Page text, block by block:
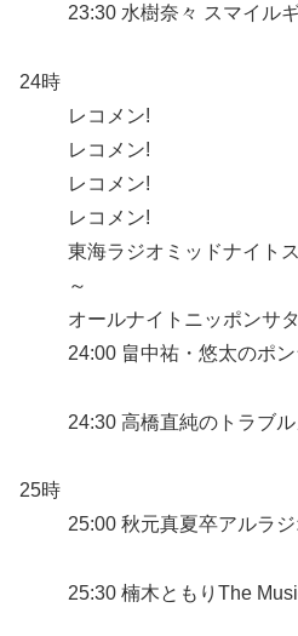
23:30 水樹奈々 スマイル
24時
レコメン!
レコメン!
レコメン!
レコメン!
東海ラジオミッドナイト
～
オールナイトニッポンサ
24:00 畠中祐・悠太のポ
24:30 高橋直純のトラブ
25時
25:00 秋元真夏卒アルラジ
25:30 楠木ともりThe